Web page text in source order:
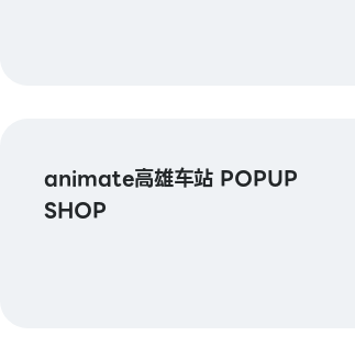
animate高雄车站 POPUP
SHOP